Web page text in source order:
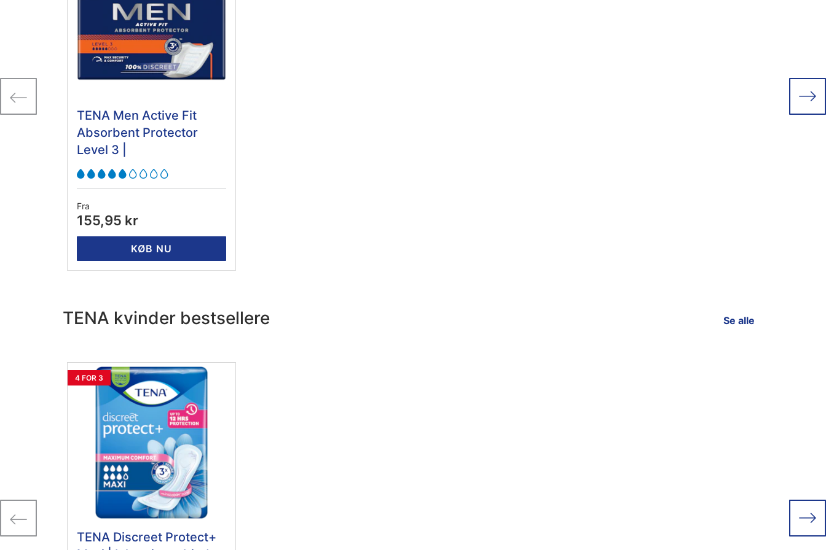
TENA Men Active Fit
Absorbent Protector
Level 3 |
Inkontinensindlæg
Fra
155,95 kr
KØB NU
TENA kvinder bestsellere Se alle
4 FOR 3
TENA Discreet Protect+